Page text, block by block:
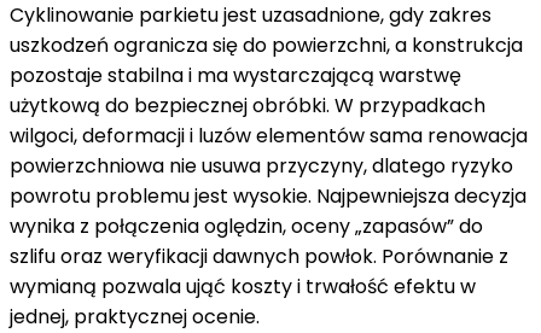
Cyklinowanie parkietu jest uzasadnione, gdy zakres
uszkodzeń ogranicza się do powierzchni, a konstrukcja
pozostaje stabilna i ma wystarczającą warstwę
użytkową do bezpiecznej obróbki. W przypadkach
wilgoci, deformacji i luzów elementów sama renowacja
powierzchniowa nie usuwa przyczyny, dlatego ryzyko
powrotu problemu jest wysokie. Najpewniejsza decyzja
wynika z połączenia oględzin, oceny „zapasów” do
szlifu oraz weryfikacji dawnych powłok. Porównanie z
wymianą pozwala ująć koszty i trwałość efektu w
jednej, praktycznej ocenie.